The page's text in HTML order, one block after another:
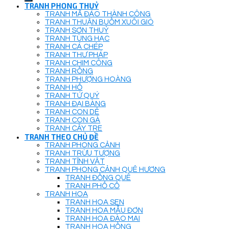
TRANH PHONG THUỶ
TRANH MÃ ĐÁO THÀNH CÔNG
TRANH THUẬN BUỒM XUÔI GIÓ
TRANH SƠN THUỶ
TRANH TÙNG HẠC
TRANH CÁ CHÉP
TRANH THƯ PHÁP
TRANH CHIM CÔNG
TRANH RỒNG
TRANH PHƯỢNG HOÀNG
TRANH HỔ
TRANH TỨ QUÝ
TRANH ĐẠI BÀNG
TRANH CON DÊ
TRANH CON GÀ
TRANH CÂY TRE
TRANH THEO CHỦ ĐỀ
TRANH PHONG CẢNH
TRANH TRỪU TƯỢNG
TRANH TĨNH VẬT
TRANH PHONG CẢNH QUÊ HƯƠNG
TRANH ĐỒNG QUÊ
TRANH PHỐ CỔ
TRANH HOA
TRANH HOA SEN
TRANH HOA MẪU ĐƠN
TRANH HOA ĐÀO MAI
TRANH HOA HỒNG